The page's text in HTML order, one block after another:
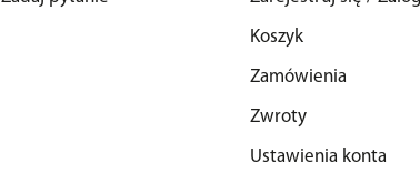
Koszyk
Zamówienia
Zwroty
Ustawienia konta